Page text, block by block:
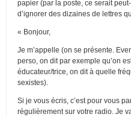
papier (par la poste, ce serait
d’ignorer des dizaines de lettres
« Bonjour,
Je m’appelle (on se présente.
perso, on dit par exemple qu’on
éducateur/trice, on dit à quelle
sexistes).
Si je vous écris, c’est pour vous
régulièrement sur votre radio. Je